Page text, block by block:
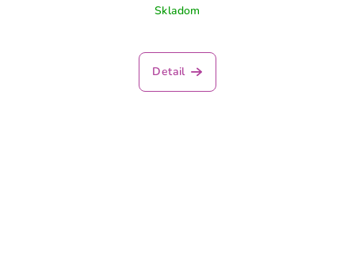
Skladom
hodnotenie
produktu
Detail